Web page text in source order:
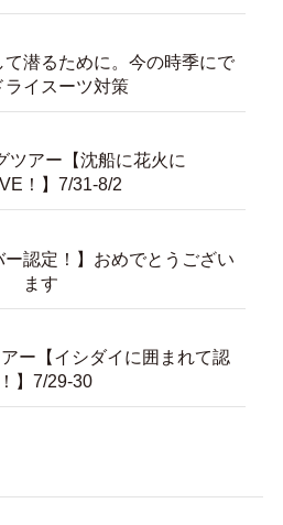
潜るために。今の時季にで
ライスーツ対策
ツアー【沈船に花火に
！】7/31-8/2
認定！】おめでとうござい
ます
ー【イシダイに囲まれて認
】7/29-30